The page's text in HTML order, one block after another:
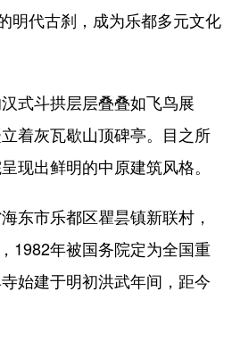
明代古刹，成为乐都多元文化
斗拱层层叠叠如飞鸟展
着灰瓦歇山顶碑亭。目之所
现出鲜明的中原建筑风格。
市乐都区瞿昙镇新联村，
1982年被国务院定为全国重
始建于明初洪武年间，距今